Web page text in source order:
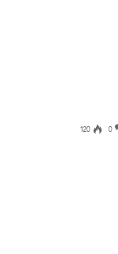
0
120